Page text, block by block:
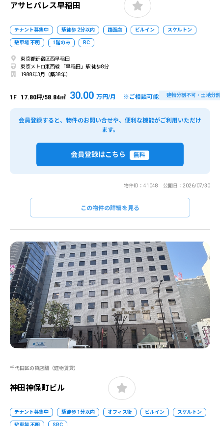
アサヒパレス早稲田
テナント募集中 駅徒歩 2分以内 路面店 ビルイン スケルトン
駐車場 不明 1階のみ RC
東京都新宿区西早稲田
東京メトロ東西線 「早稲田」駅 徒歩8分
1988年3月（築38年）
1F 17.80坪/58.84㎡ 30.00 万円/月 ※ご相談可能 建物分割不可・土地分
会員登録すると、物件のお問い合せや、便利な機能がご利用いただけ
ます。
会員登録はこちら 無料
物件ID：41048 公開日：2026/07/30
この物件の詳細を見る
千代田区の貸店舗（建物賃貸）
神田神保町ビル
テナント募集中 駅徒歩 1分以内 オフィス街 ビルイン スケルトン
駐車場 不明 SRC